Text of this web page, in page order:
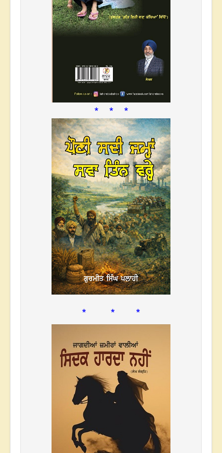
* * *
* * *